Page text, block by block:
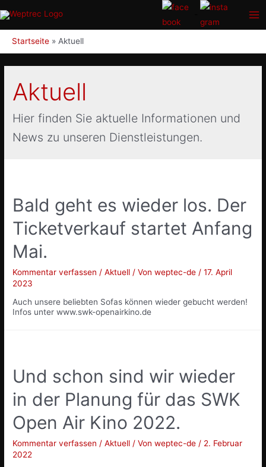
Inhalt
Startseite Aktuell
Aktuell
Hier finden Sie aktuelle Informationen und
News zu unseren Dienstleistungen.
Bald geht es wieder los. Der
Ticketverkauf startet Anfang
Mai.
Kommentar verfassen /Aktuell / Vonweptec-de /17. April
2023
Auch unsere beliebten Sofas können wieder gebucht werden!
Infos unter www.swk-openairkino.de
Und schon sind wir wieder
in der Planung für das SWK
Open Air Kino 2022.
Kommentar verfassen /Aktuell / Vonweptec-de / 2. Februar
2022